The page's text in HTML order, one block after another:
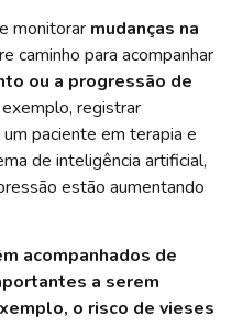
monitorar mudanças na
caminho para acompanhar
ou a progressão de
registrar
paciente em terapia e
de inteligência artificial,
estão aumentando
acompanhados de
a serem
o risco de vieses